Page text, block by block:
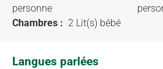
personne
Chambres : 2 Lit(s) bébé
Langues parlées